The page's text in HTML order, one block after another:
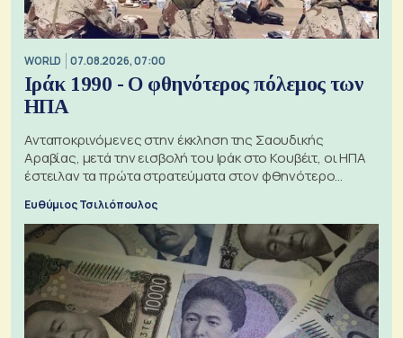
WORLD 07.08.2026, 07:00
Ιράκ 1990 - Ο φθηνότερος πόλεμος των
ΗΠΑ
Ανταποκρινόμενες στην έκκληση της Σαουδικής
Αραβίας, μετά την εισβολή του Ιράκ στο Κουβέιτ, οι ΗΠΑ
έστειλαν τα πρώτα στρατεύματα στον φθηνότερο
πόλεμο της ιστορίας τους
Ευθύμιος Τσιλιόπουλος